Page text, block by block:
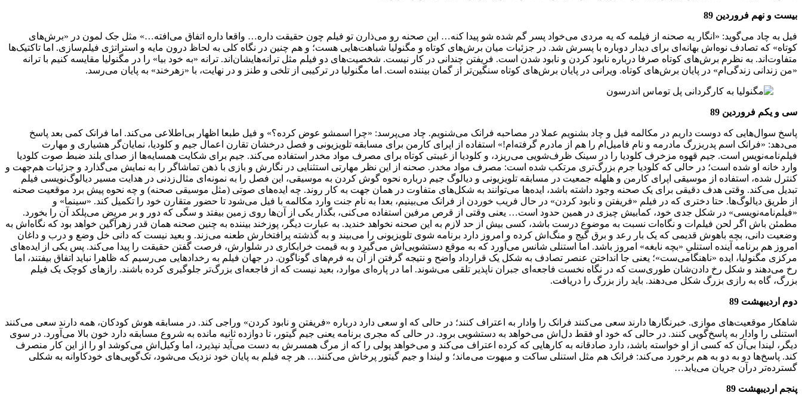
بیست و نهم فروردین 89
فیل به چاد می‌گوید: «انگار یه صحنه از فیلمه که یه مردی می‌خواد پسر گم شده شو پیدا کنه… این صحنه رو می‌ذارن تو فیلم چون حقیقت داره… واقعا داره اتفاق می‌افته…» مثل جک لمون در «برش‌های
کوتاه» که تصادف نوه‌اش بهانه‌ای برای دیدار دوباره با پسرش شد. در جزئیات میان برش‌های کوتاه و مگنولیا شباهت‌هایی هست؛ و هم چنین در نگاه کلی به لحاظ درون مایه و استراتژی فیلم‌سازی. اما تاکتیک‌ها
متفاوت‌اند. به نظرم برش‌های کوتاه صرفا درباره نابود کردن و نابود شدن است. فریفتن چندانی در کار نیست. شخصیت‌های دو فیلم مثل ترانه‌هایشان‌اند. ترانه «به خود بیا» را در مگنولیا مقایسه کنیم با ترانه
«من زندانی زندگی‌ام» در پایان برش‌های کوتاه. ویرانی در پایان برش‌های کوتاه سنگین‌تر از گمان بیننده است. اما مگنولیا در ترکیبی از تلخی و طنز و در نهایت، با «زهرخند» به پایان می‌رسد.
سی و یکم فروردین 89
پاسخ سوال‌هایی که دوست داریم در مکالمه فیل و چاد بشنویم عملا در مصاحبه فرانک می‌شنویم. چاد می‌پرسد: «چرا اسمشو عوض کرده؟» و فیل طبعا اظهار بی‌اطلاعی می‌کند. اما فرانک کمی بعد پاسخ
می‌دهد: «فرانک اسم پدربزرگ مادرمه و نام فامیل‌ام را هم از مادرم گرفته‌ام!» استفاده از اپرای کارمن برای مسابقه تلویزیونی و فصل درخشان تقارن اعمال جیم و کلودیا، نمایان‌گر هشیاری و مهارت
فیلم‌نامه‌نویس است. جیم قهوه مزخرف کلودیا را در سینک ظرف‌شویی می‌ریزد، و کلودیا از غیبتی کوتاه برای مصرف مواد مخدر استفاده می‌کند. جیم برای شکایت همسایه‌ها از صدای بلند ضبط صوت کلودیا
وارد خانه او شده است؛ در حالی که کلودیا جرم بزرگ‌تری مرتکب شده است: مصرف مواد مخدر. صحنه از این نظر مهارتی استثنایی در نگارش و بازی با ذهن تماشاگر را به نمایش می‌گذارد و جزئیات هم‌جهت و
کنترل شده، استفاده از موسیقی اپرای کارمن و هلهله جمعیت در مسابقه تلویزیونی و دیالوگ جیم درباره نحوه گوش کردن به موسیقی، این فصل را به نمونه‌ای مثال‌زدنی در هدایت مسیر دیالوگ‌نویسی فیلم
تبدیل می‌کند. وقتی هدف دقیقی برای یک صحنه وجود داشته باشد، ایده‌ها می‌توانند به شکل‌های متفاوت در همان جهت به کار روند. چه ایده‌های صوتی (مثل موسیقی صحنه) و چه نحوه پیش برد موقعیت صحنه
از طریق دیالوگ‌ها. حتا دختری که در فیلم «فریفتن و نابود کردن» در حال فریب خوردن از فرانک می‌بینیم، بعدا به نام جنت وارد مکالمه با فیل می‌شود تا حضور متقارن خود را تکمیل کند. «سینما» و
«فیلم‌نامه‌نویسی» در شکل جدی خود، کمابیش چیزی در همین حدود است… یعنی وقتی از قرص مرفین استفاده می‌کنی، بگذار یکی از آن‌ها روی زمین بیفتد و سگی که دور و بر مریض می‌پلکد آن را بخورد.
مطمئن باش اگر لحن فیلم‌ات و نگاه‌ات نسبت به موضوع درست باشد، کسی بیش از حد لازم به این صحنه نخواهد خندید. به عبارت دیگر، پوزخند بیننده به چنین صحنه همان قدر زهرآگین خواهد بود که نگاه‌اش به
وضعیت دانی، بچه باهوش قدیمی که یک بار رعد و برق گیج و منگ‌اش کرده و امروز دارد برنامه شوی تلویزیونی را می‌بیند و به گذشته پرافتخارش طعنه می‌زند. و بعید نیست که دانی خل وضع و درب و داغان
امروز هم برنامه آینده استنلیِ «بچه نابغه» امروز باشد. اما استنلی شانس می‌آورد که به موقع دستشویی‌اش می‌گیرد و به قیمت خرابکاری در شلوارش، فرصت گفتن حقیقت را پیدا می‌کند. پس یکی از ایده‌های
مرکزی مگنولیا، ایده «ناهنگامی‌ست»؛ یعنی جا انداختن عنصر تصادف به شکل یک قرارداد واضح و نتیجه گرفتن از آن به فرم‌های گوناگون. در جهان فیلم به رخدادهایی می‌رسیم که ظاهرا نباید اتفاق بیفتند، اما
رخ می‌دهند و شکل رخ دادن‌شان طوری‌ست که در نگاه نخست فاجعه‌ای جبران ناپذیر تلقی می‌شوند. اما در پاره‌ای موارد، بعید نیست که از فاجعه‌ای بزرگ‌تر جلوگیری کرده باشند. راز‌های کوچک یک فیلم
بزرگ، گاه به رازی بزرگ شکل می‌دهند. باید راز بزرگ را دریافت.
دوم اردیبهشت 89
شاهکار موقعیت‌های موازی. خبرنگارها دارند سعی می‌کنند فرانک را وادار به اعتراف کنند؛ در حالی که او سعی دارد درباره «فریفتن و نابود کردن» وراجی کند. در مسابقه هوش کودکان، همه دارند سعی می‌کنند
استنلی را وادار به پاسخ‌گویی کنند. در حالی که خود او فقط دل‌اش می‌خواهد به دستشویی برود. در حالی که مجری برنامه یعنی جیم گیتور، تا دوازده ثانیه مانده به شروع مسابقه دارد خون بالا می‌آورد. در سوی
دیگر، لیندا بی‌آن که کسی از او خواسته باشد، دارد صادقانه به کارهایی که کرده اعتراف می‌کند و می‌خواهد پولی را که از مرگ همسرش به دست می‌آید نپذیرد، اما وکیل‌اش می‌کوشد او را از این کار منصرف
کند. پاسخ‌ها دو به دو به هم برخورد می‌کند: فرانک هم مثل استنلی ساکت و مبهوت می‌ماند؛ و لیندا و جیم گیتور پرخاش می‌کنند… هر چه فیلم به پایان خود نزدیک می‌شود، تک‌گویی‌های خودکاوانه به شکلی
گسترده‌تر درآن جریان می‌یابد…
پنجم اردیبهشت 89